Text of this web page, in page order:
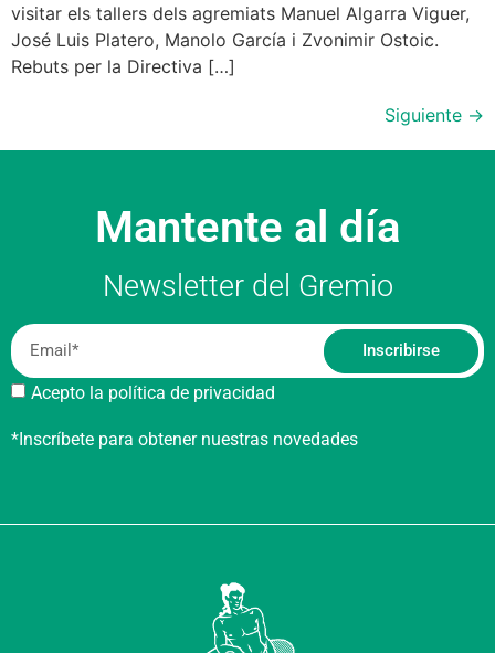
visitar els tallers dels agremiats Manuel Algarra Viguer,
José Luis Platero, Manolo García i Zvonimir Ostoic.
Rebuts per la Directiva […]
Siguiente →
Mantente al día
Newsletter del Gremio
Acepto la política de privacidad
Inscribirse
*Inscríbete para obtener nuestras novedades